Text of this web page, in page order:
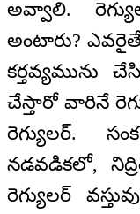
అవ్వాలి.
అంటారు?
కర్తవ్యమును
చేస్తారో వారినే
రెగ్యులర్.
నడవడికలో,
రెగ్యులర్